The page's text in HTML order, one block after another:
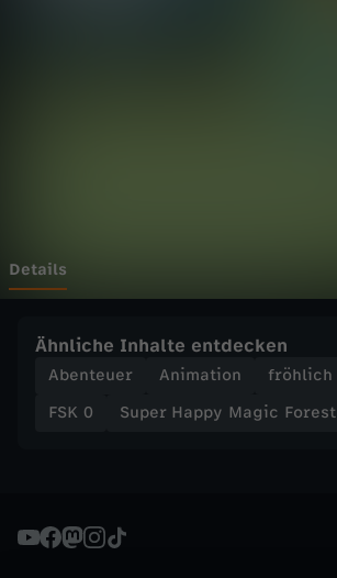
g
c
r
Details
Ähnliche Inhalte entdecken
Abenteuer Animation fröhlich
FSK 0
Super Happy Magic Forest